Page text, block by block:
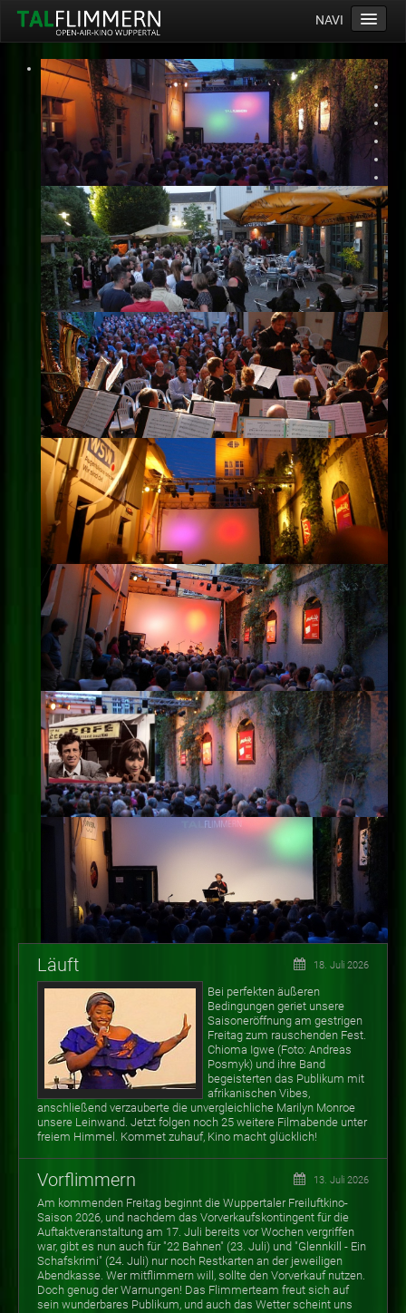
NAVI
Home
Programm
Service
Ticketinfos
Ort
Anreise
Wetter
Kinogutschein
Konzept
Archiv
Kontakt
Impressum
Datenschutz
Läuft 18. Juli 2026
Bei perfekten äußeren
Bedingungen geriet unsere
Saisoneröffnung am gestrigen
Freitag zum rauschenden Fest.
Chioma Igwe (Foto: Andreas
Posmyk) und ihre Band
begeisterten das Publikum mit
afrikanischen Vibes,
anschließend verzauberte die unvergleichliche Marilyn Monroe
unsere Leinwand. Jetzt folgen noch 25 weitere Filmabende unter
freiem Himmel. Kommet zuhauf, Kino macht glücklich!
Vorflimmern 13. Juli 2026
Am kommenden Freitag beginnt die Wuppertaler Freiluftkino-
Saison 2026, und nachdem das Vorverkaufskontingent für die
Auftaktveranstaltung am 17. Juli bereits vor Wochen vergriffen
war, gibt es nun auch für "22 Bahnen" (23. Juli) und "Glennkill - Ein
Schafskrimi" (24. Juli) nur noch Restkarten an der jeweiligen
Abendkasse. Wer mitflimmern will, sollte den Vorverkauf nutzen.
Doch genug der Warnungen! Das Flimmerteam freut sich auf
sein wunderbares Publikum, und auch das Wetter scheint uns